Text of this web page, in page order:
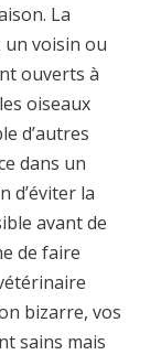
La
un voisin ou
ouverts à
oiseaux
d’autres
dans un
d’éviter la
avant de
de faire
bizarre, vos
sains mais